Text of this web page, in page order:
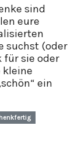
sind
eure
suchst (oder
für sie oder
kleine
ein